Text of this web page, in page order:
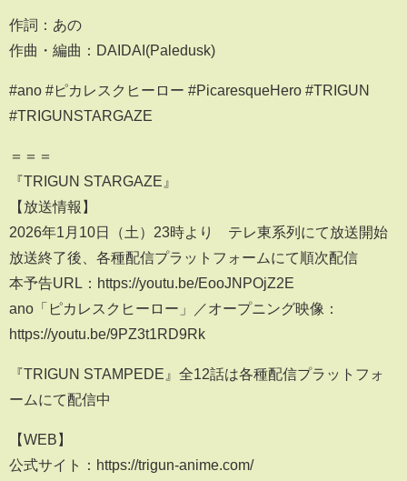
作詞：あの
作曲・編曲：DAIDAI(Paledusk)
#ano #ピカレスクヒーロー #PicaresqueHero #TRIGUN
#TRIGUNSTARGAZE
＝＝＝
『TRIGUN STARGAZE』
【放送情報】
2026年1月10日（土）23時より テレ東系列にて放送開始
放送終了後、各種配信プラットフォームにて順次配信
本予告URL：https://youtu.be/EooJNPOjZ2E
ano「ピカレスクヒーロー」／オープニング映像：
https://youtu.be/9PZ3t1RD9Rk
『TRIGUN STAMPEDE』全12話は各種配信プラットフォ
ームにて配信中
【WEB】
公式サイト：https://trigun-anime.com/